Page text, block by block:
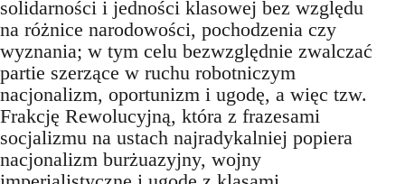
solidarności i jedności klasowej bez względu
na różnice narodowości, pochodzenia czy
wyznania; w tym celu bezwzględnie zwalczać
partie szerzące w ruchu robotniczym
nacjonalizm, oportunizm i ugodę, a więc tzw.
Frakcję Rewolucyjną, która z frazesami
socjalizmu na ustach najradykalniej popiera
nacjonalizm burżuazyjny, wojny